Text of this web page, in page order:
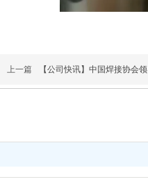
上一篇 【公司快讯】中国焊接协会领